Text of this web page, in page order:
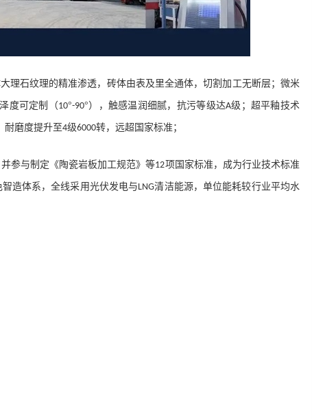
理石纹理的精准渗透，砖体由表及里全通体，切割加工无断层；微米
度可定制（10°-90°），触感温润细腻，抗污等级达A级；超平釉技术
耐磨度提升至4级6000转，远超国家标准；
参与制定《陶瓷岩板加工规范》等12项国家标准，成为行业技术标准
智造体系 ，全线采用光伏发电与LNG清洁能源，单位能耗较行业平均水